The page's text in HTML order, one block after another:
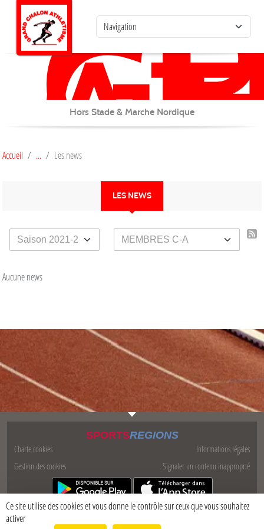
Hors Stade & Marche Nordique
Accueil Les news
LES NEWS
Aucune news
SPORTSREGIONS
Charte cookies
Gestion des cookies
Informations légales
Signaler un contenu inapproprié
Panneau de gestion des cookies
Ce site utilise des cookies et vous donne le contrôle sur ceux que vous souhaitez
activer